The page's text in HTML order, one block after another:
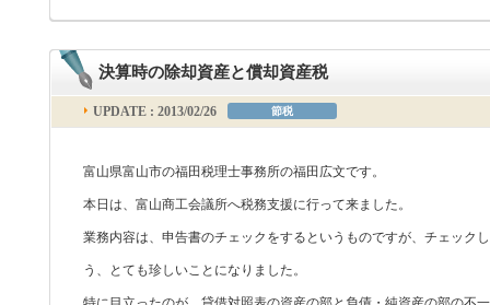
決算時の除却資産と償却資産税
UPDATE : 2013/02/26 節税
富山県富山市の福田税理士事務所の福田広文です。
本日は、富山商工会議所へ税務支援に行って来ました。
業務内容は、申告書のチェックをするというものですが、チェック
う、とても珍しいことになりました。